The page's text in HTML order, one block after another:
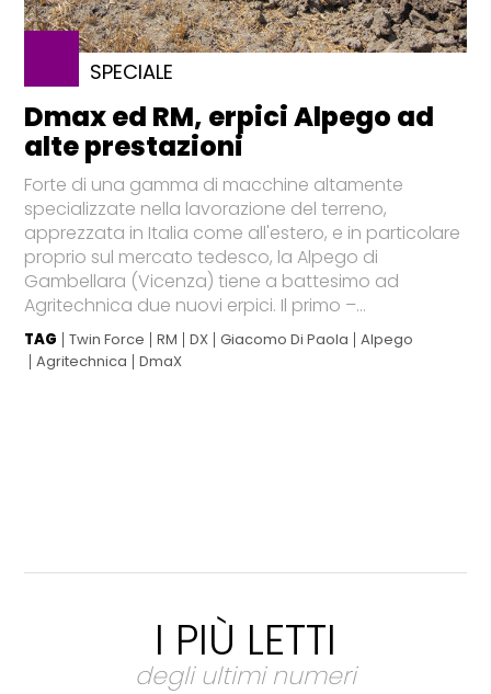
SPECIALE
Dmax ed RM, erpici Alpego ad
alte prestazioni
Forte di una gamma di macchine altamente
specializzate nella lavorazione del terreno,
apprezzata in Italia come all'estero, e in particolare
proprio sul mercato tedesco, la Alpego di
Gambellara (Vicenza) tiene a battesimo ad
Agritechnica due nuovi erpici. Il primo –...
TAG Twin Force RM DX Giacomo Di Paola
Alpego
Agritechnica
DmaX
I PIÙ LETTI
degli ultimi numeri